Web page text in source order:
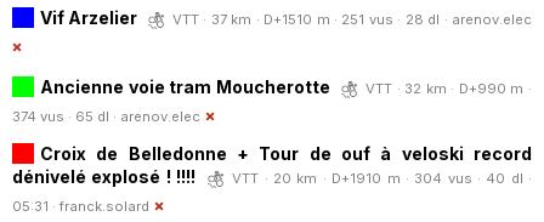
Vif Arzelier
VTT · 37 km · D+1510 m · 251 vus · 28 dl · arenov.elec
Ancienne voie tram Moucherotte
VTT · 32 km · D+990 m ·
374 vus · 65 dl · arenov.elec
Croix de Belledonne + Tour de ouf à veloski record
dénivelé explosé ! !!!!
VTT · 20 km · D+1910 m · 304 vus · 40 dl ·
05:31 · franck.solard